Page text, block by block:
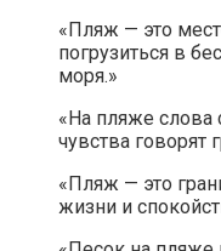
«Пляж — это
погрузиться в
моря.»
«На пляже слова
чувства говорят
«Пляж — это
жизни и